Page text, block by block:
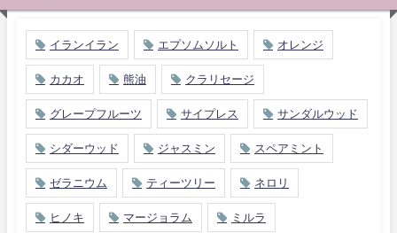
イランイラン エプソムソルト オレンジ
カカオ 熊油 クラリセージ
グレープフルーツ サイプレス サンダルウッド
シダーウッド ジャスミン スペアミント
ゼラニウム ティーツリー ネロリ
ヒノキ マージョラム ミルラ